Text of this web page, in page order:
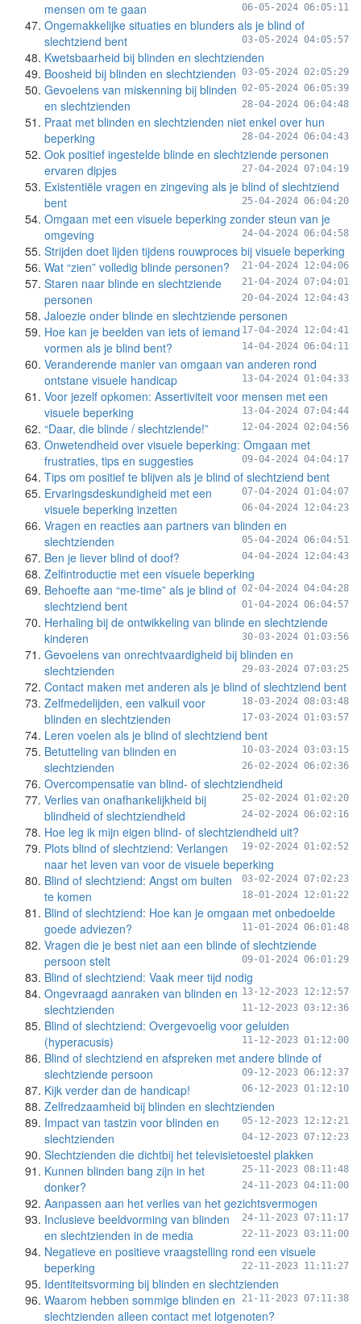
mensen om te gaan
06-05-2024 06:05:11
Ongemakkelijke situaties en blunders als je blind of
slechtziend bent
03-05-2024 04:05:57
Kwetsbaarheid bij blinden en slechtzienden
03-05-2024 02:05:29
Boosheid bij blinden en slechtzienden
02-05-2024 06:05:39
Gevoelens van miskenning bij blinden
en slechtzienden
28-04-2024 06:04:48
Praat met blinden en slechtzienden niet enkel over hun
beperking
28-04-2024 06:04:43
Ook positief ingestelde blinde en slechtziende personen
ervaren dipjes
27-04-2024 07:04:19
Existentiële vragen en zingeving als je blind of slechtziend
bent
25-04-2024 06:04:20
Omgaan met een visuele beperking zonder steun van je
omgeving
24-04-2024 06:04:58
Strijden doet lijden tijdens rouwproces bij visuele beperking
21-04-2024 12:04:06
Wat “zien” volledig blinde personen?
21-04-2024 07:04:01
Staren naar blinde en slechtziende
personen
20-04-2024 12:04:43
Jaloezie onder blinde en slechtziende personen
17-04-2024 12:04:41
Hoe kan je beelden van iets of iemand
vormen als je blind bent?
14-04-2024 06:04:11
Veranderende manier van omgaan van anderen rond
ontstane visuele handicap
13-04-2024 01:04:33
Voor jezelf opkomen: Assertiviteit voor mensen met een
visuele beperking
13-04-2024 07:04:44
“Daar, die blinde / slechtziende!” 12-04-2024 02:04:56
Onwetendheid over visuele beperking: Omgaan met
frustraties, tips en suggesties
09-04-2024 04:04:17
Tips om positief te blijven als je blind of slechtziend bent
07-04-2024 01:04:07
Ervaringsdeskundigheid met een
visuele beperking inzetten
06-04-2024 12:04:23
Vragen en reacties aan partners van blinden en
slechtzienden
05-04-2024 06:04:51
Ben je liever blind of doof? 04-04-2024 12:04:43
Zelfintroductie met een visuele beperking
02-04-2024 04:04:28
Behoefte aan “me-time” als je blind of
slechtziend bent
01-04-2024 06:04:57
Herhaling bij de ontwikkeling van blinde en slechtziende
kinderen
30-03-2024 01:03:56
Gevoelens van onrechtvaardigheid bij blinden en
slechtzienden
29-03-2024 07:03:25
Contact maken met anderen als je blind of slechtziend bent
18-03-2024 08:03:48
Zelfmedelijden, een valkuil voor
blinden en slechtzienden
17-03-2024 01:03:57
Leren voelen als je blind of slechtziend bent
10-03-2024 03:03:15
Betutteling van blinden en
slechtzienden
26-02-2024 06:02:36
Overcompensatie van blind- of slechtziendheid
25-02-2024 01:02:20
Verlies van onafhankelijkheid bij
blindheid of slechtziendheid
24-02-2024 06:02:16
Hoe leg ik mijn eigen blind- of slechtziendheid uit?
19-02-2024 01:02:52
Plots blind of slechtziend: Verlangen
naar het leven van voor de visuele beperking
03-02-2024 07:02:23
Blind of slechtziend: Angst om buiten
te komen
18-01-2024 12:01:22
Blind of slechtziend: Hoe kan je omgaan met onbedoelde
goede adviezen?
11-01-2024 06:01:48
Vragen die je best niet aan een blinde of slechtziende
persoon stelt
09-01-2024 06:01:29
Blind of slechtziend: Vaak meer tijd nodig
13-12-2023 12:12:57
Ongevraagd aanraken van blinden en
slechtzienden
11-12-2023 03:12:36
Blind of slechtziend: Overgevoelig voor geluiden
(hyperacusis)
11-12-2023 01:12:00
Blind of slechtziend en afspreken met andere blinde of
slechtziende persoon
09-12-2023 06:12:37
Kijk verder dan de handicap! 06-12-2023 01:12:10
Zelfredzaamheid bij blinden en slechtzienden
05-12-2023 12:12:21
Impact van tastzin voor blinden en
slechtzienden
04-12-2023 07:12:23
Slechtzienden die dichtbij het televisietoestel plakken
25-11-2023 08:11:48
Kunnen blinden bang zijn in het
donker?
24-11-2023 04:11:00
Aanpassen aan het verlies van het gezichtsvermogen
24-11-2023 07:11:17
Inclusieve beeldvorming van blinden
en slechtzienden in de media
22-11-2023 03:11:00
Negatieve en positieve vraagstelling rond een visuele
beperking
22-11-2023 11:11:27
Identiteitsvorming bij blinden en slechtzienden
21-11-2023 07:11:38
Waarom hebben sommige blinden en
slechtzienden alleen contact met lotgenoten?